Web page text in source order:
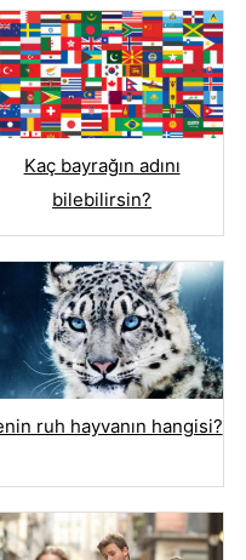
Kaç bayrağın adını
bilebilirsin?
ruh hayvanın hangisi?